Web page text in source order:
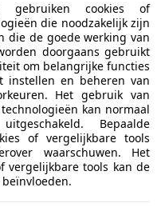
PREMIUM PLUS I DEALER
cookies of
die noodzakelijk zijn
die de goede werking van
doorgaans gebruikt
om belangrijke functies
instellen en beheren van
Het gebruik van
kan normaal
Bepaalde
of vergelijkbare tools
waarschuwen. Het
vergelijkbare tools kan de